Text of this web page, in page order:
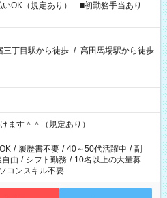
OK（規定あり） ■初勤務手当あり
三丁目駅から徒歩 / 高田馬場駅から徒歩
す＾＾（規定あり）
/ 履歴書不要 / 40～50代活躍中 / 副
自由 / シフト勤務 / 10名以上の大量募
コンスキル不要